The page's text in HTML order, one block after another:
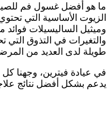
ما هو أفضل غسول فم
الزيوت الأساسية التي
وميثيل الساليسيلات فوائد
والتغيرات في التذوق التي
طويلة لدى العديد من
في عيادة فيترين، وجهنا
يدعم بشكل أفضل نتائج